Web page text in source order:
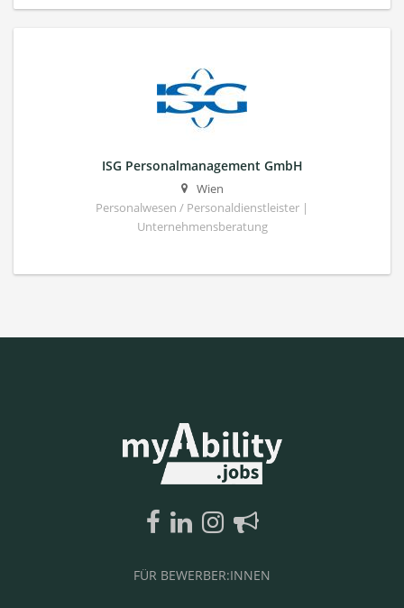
ISG Personalmanagement GmbH
Wien
Personalwesen / Personaldienstleister |
Unternehmensberatung
FÜR BEWERBER:INNEN